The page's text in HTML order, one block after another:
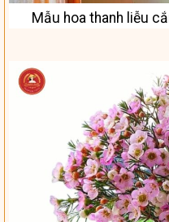
Mẫu hoa thanh liễu